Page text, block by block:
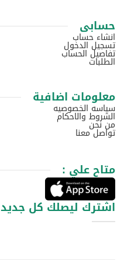
حسابى
انشاء حساب
تسجيل الدخول
تفاصيل الحساب
الطلبات
معلومات اضافية
سياسه الخصوصيه
الشروط والاحكام
من نحن
تواصل معنا
متاح علي :
اشترك ليصلك كل جديد